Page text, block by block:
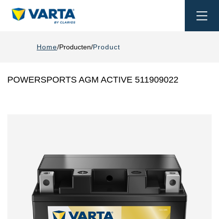
Home Producten Product
POWERSPORTS AGM ACTIVE 511909022